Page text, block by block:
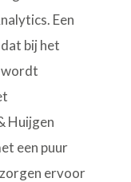
Een
bij het
wordt
Huijgen
een puur
ervoor